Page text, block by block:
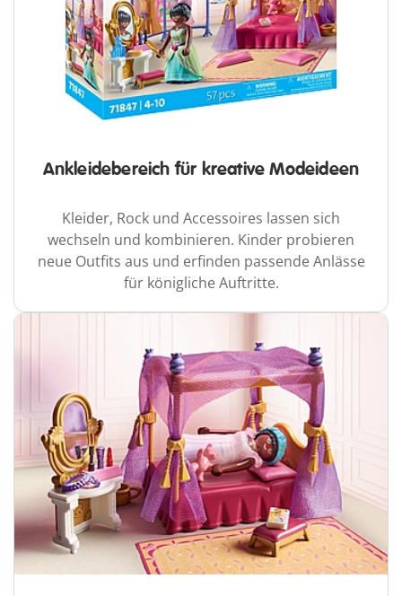
Ankleidebereich für kreative Modeideen
Kleider, Rock und Accessoires lassen sich
wechseln und kombinieren. Kinder probieren
neue Outfits aus und erfinden passende Anlässe
für königliche Auftritte.